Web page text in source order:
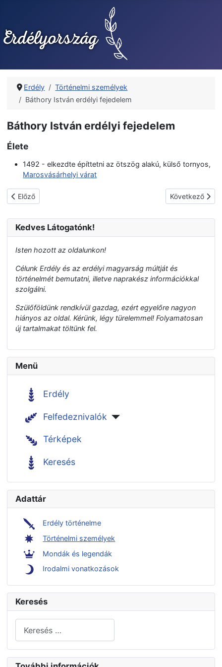
Erdély
Történelmi személyek
Báthory István erdélyi fejedelem
Báthory István erdélyi fejedelem
Élete
1492 - elkezdte építtetni az ötszög alakú, külső tornyos,
Marosvásárhelyi várat
Előző cikk: Árpád-házi Sarolta magyar királyné
Előző Következő
Következő
Kedves Látogatónk!
Isten hozott az oldalunkon!
Célunk Erdély és az erdélyi magyarság múltját és
történelmét bemutatni, illetve naprakész információkkal
szolgálni.
Szülőföldünk rendkívül gazdag, ezért egyelőre nagyon
hiányos az oldal. Kérünk, légy türelemmel! Folyamatosan
új tartalmakat töltünk fel.
Menü
Erdély
Felfedeznivalók
Térképek
Keresés
Adattár
Erdély történelme
Történelmi személyek
Mondák és legendák
Irodalmi vonatkozások
Keresés